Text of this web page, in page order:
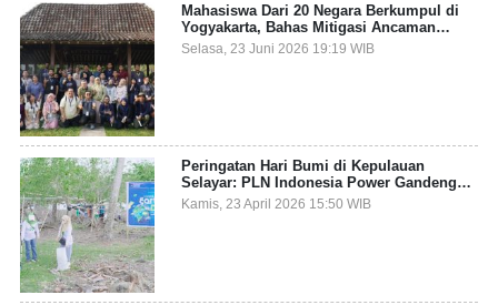
Mahasiswa Dari 20 Negara Berkumpul di
Yogyakarta, Bahas Mitigasi Ancaman
Kesehatan Global
Selasa, 23 Juni 2026 19:19 WIB
Peringatan Hari Bumi di Kepulauan
Selayar: PLN Indonesia Power Gandeng
Pemda dan Komunitas, Giatkan Restorasi
Mangrove
Kamis, 23 April 2026 15:50 WIB